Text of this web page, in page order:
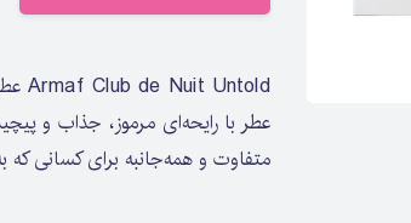
عطر با رایحه‌ای مرموز، جذاب و
متفاوت و همه‌جانبه برای کسانی